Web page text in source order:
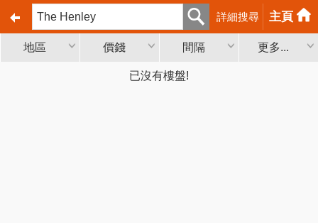
詳細搜尋 主頁
地區 價錢 間隔 更多...
已沒有樓盤!